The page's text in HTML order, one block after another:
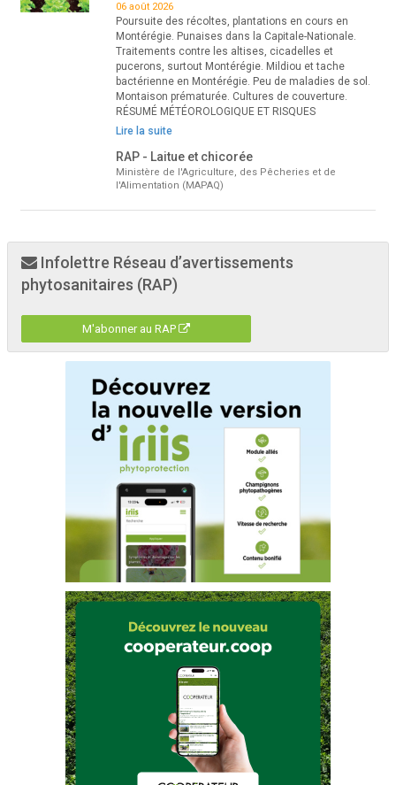
06 août 2026
Poursuite des récoltes, plantations en cours en
Montérégie. Punaises dans la Capitale-Nationale.
Traitements contre les altises, cicadelles et
pucerons, surtout Montérégie. Mildiou et tache
bactérienne en Montérégie. Peu de maladies de sol.
Montaison prématurée. Cultures de couverture.
RÉSUMÉ MÉTÉOROLOGIQUE ET RISQUES
Lire la suite
RAP - Laitue et chicorée
Ministère de l'Agriculture, des Pêcheries et de
l'Alimentation (MAPAQ)
Infolettre Réseau d’avertissements
phytosanitaires (RAP)
M'abonner au RAP